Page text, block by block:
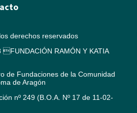
derechos reservados
FUNDACIÓN RAMÓN Y KATIA
de Fundaciones de la Comunidad
de Aragón
nº 249 (B.O.A. Nº 17 de 11-02-